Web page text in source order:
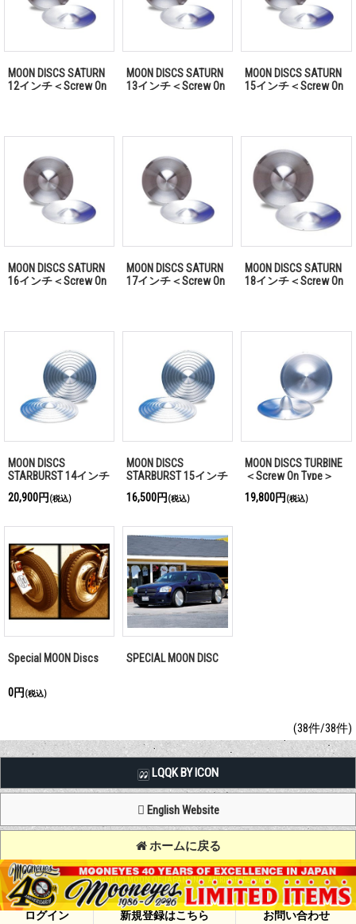
ログイン 新規登録はこちら お問い合わせ
MOON DISCS SATURN
12インチ＜Screw On
MOON DISCS SATURN
13インチ＜Screw On
MOON DISCS SATURN
15インチ＜Screw On
MOON DISCS SATURN
16インチ＜Screw On
MOON DISCS SATURN
17インチ＜Screw On
MOON DISCS SATURN
18インチ＜Screw On
MOON DISCS
STARBURST 14インチ
20,900円 (税込)
MOON DISCS
STARBURST 15インチ
16,500円 (税込)
MOON DISCS TURBINE
＜Screw On Type＞
19,800円 (税込)
Special MOON Discs
0円 (税込)
SPECIAL MOON DISC
(38件/38件)
LQQK BY ICON
English Website
ホームに戻る
Copyright (C) MOON OF JAPAN, INC. All Rights Reserved.